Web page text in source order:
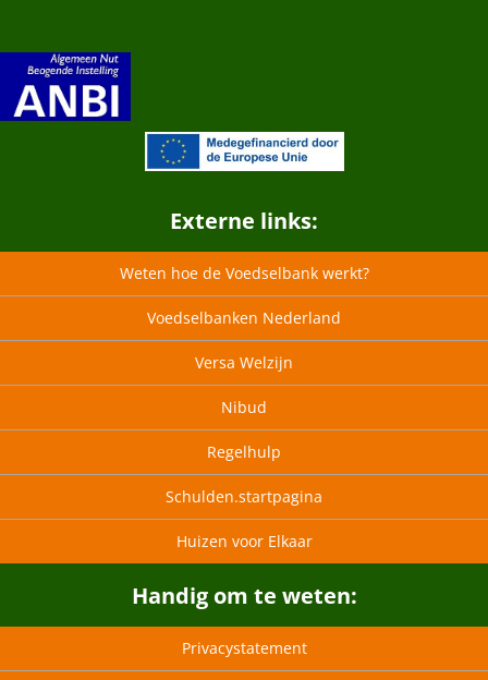
Externe links:
Weten hoe de Voedselbank werkt?
Voedselbanken Nederland
Versa Welzijn
Nibud
Regelhulp
Schulden.startpagina
Huizen voor Elkaar
Handig om te weten:
Privacystatement